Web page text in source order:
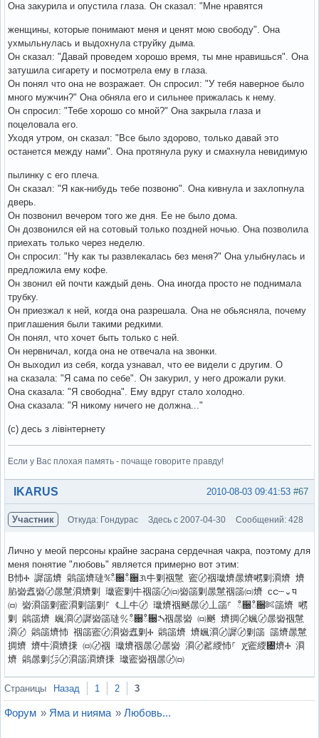
Она закурила и опустила глаза. Он сказал: "Мне нравятся
женщины, которые понимают меня и ценят мою свободу". Она
ухмыльнулась и выдохнула струйку дыма.
Он сказал: "Давай проведем хорошо время, ты мне нравишься". Она
затушила сигарету и посмотрела ему в глаза.
Он понял что она не возражает. Он спросил: "У тебя наверное было
много мужчин?" Она обняла его и сильнее прижалась к нему.
Он спросил: "Тебе хорошо со мной?" Она закрыла глаза и
поцеловала его.
Уходя утром, он сказал: "Все было здорово, только давай это
останется между нами". Она протянула руку и смахнула невидимую
пылинку с его плеча.
Он сказал: "Я как-нибудь тебе позвоню". Она кивнула и захлопнула
дверь.
Он позвонил вечером того же дня. Ее не было дома.
Он дозвонился ей на сотовый только поздней ночью. Она позволила
приехать только через неделю.
Он спросил: "Ну как ты развлекалась без меня?" Она улыбнулась и
предложила ему кофе.
Он звонил ей почти каждый день. Она иногда просто не поднимала
трубку.
Он приезжал к ней, когда она разрешала. Она не обьясняла, почему
приглашения были такими редкими.
Он понял, что хочет быть только с ней.
Он нервничал, когда она не отвечала на звонки.
Он выходил из себя, когда узнавал, что ее видели с другим. О
на сказала: "Я сама по себе". Он закурил, у него дрожали руки.
Она сказала: "Я свободна". Ему вдруг стало холодно.
Она сказала: "Я никому ничего не должна..."
(с) десь з лівінтернету
Если у Вас плохая память - почаще говорите правду!
Вне форума #67
2010-08-03 09:41:53
IKARUS
Участник Откуда: Гондурас Здесь с 2007-04-30 Сообщений: 428
Лично у меой персоны крайне засрана сердечная чакра, поэтому для
меня понятие "любовь" является примерно вот этим:
Ḅ㤄Ⰰ 䜄䈄㸄 䴄䈄㸄㼀℀ഀ਀ഀ਀ᜄ㐄㔄䄄䰄 䀄〄䄄㼄㸄㬄㸄㘄㔄㴄㸄 㸄
䐄㠄䘄㠄〄㬄䰄㴄㸄㔄 㼄䀄㔄㐄䄄䈄〄㈄㠄䈄㔄㬄䰄䄄䈄㈄㸄 ᴄင┄⌄ᤄ
㈄ 㠄㴄䈄㔄䀄㴄㔄䈄㔄⸀ ℄丄㐄〄 㼄㸄䄄䬄㬄〄丄䈄⸀ ഀ਀ഀ਀✄䈄㸄 㘄
㔄 䴄䈄㸄 㜄㴄〄䜄㠄䈄㼀℀ഀ਀ഀ਀ᔄ䄄㬄㠄 ㈄䬄 㸄㨄〄㜄〄㬄㠄䄄䰄
㴄〄 䴄䈄㸄㤄 䄄䈄䀄〄㴄㠄䘄㔄Ⰰ 䴄䈄㸄 㸄㜄㴄〄䜄〄㔄䈄 䈄㸄㬄䰄
㨄㸄 㸄㐄㴄㸄㨀 ㈄〄䄄 㼄㸄䄄㬄〄㬄㠄 㴄〄䔄䌄㤄⸀ ጄ䀄䌄㄄㸄Ⰰ 㴄
㸄 䴄㬄㔄㌄〄㴄䈄㴄㸄㨀 㼄䀄㠄䄄㬄〄㈄
Вне форума
Страницы Назад 1 2 3
Форум » Яма и нияма » Любовь...